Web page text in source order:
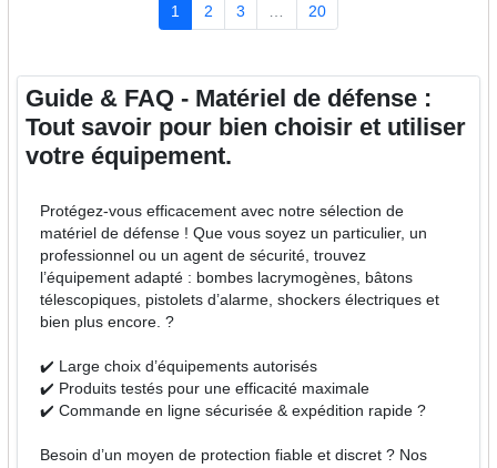
1 2 3 … 20
Guide & FAQ - Matériel de défense :
Tout savoir pour bien choisir et utiliser
votre équipement.
Protégez-vous efficacement avec notre sélection de
matériel de défense ! Que vous soyez un particulier, un
professionnel ou un agent de sécurité, trouvez
l’équipement adapté : bombes lacrymogènes, bâtons
télescopiques, pistolets d’alarme, shockers électriques et
bien plus encore. ?
✔️ Large choix d’équipements autorisés
✔️ Produits testés pour une efficacité maximale
✔️ Commande en ligne sécurisée & expédition rapide ?
Besoin d’un moyen de protection fiable et discret ? Nos